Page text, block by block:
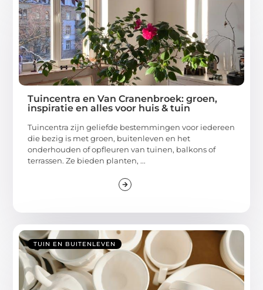
Tuincentra en Van Cranenbroek: groen,
inspiratie en alles voor huis & tuin
Tuincentra zijn geliefde bestemmingen voor iedereen
die bezig is met groen, buitenleven en het
onderhouden of opfleuren van tuinen, balkons of
terrassen. Ze bieden planten, ...
TUIN EN BUITENLEVEN